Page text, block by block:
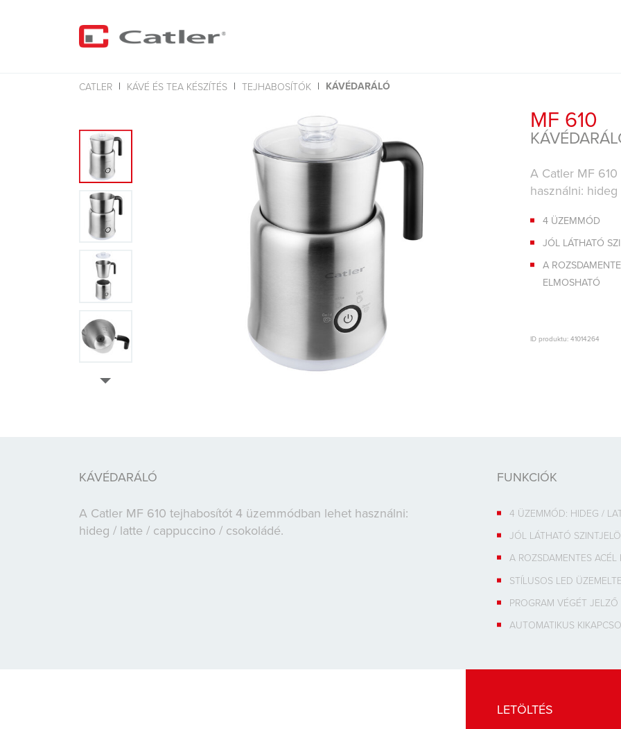
CATLER KÁVÉ ÉS TEA KÉSZÍTÉS TEJHABOSÍTÓK KÁVÉDARÁLÓ
MF 610
A Catler MF
használni:
4 ÜZEMMÓD
JÓL LÁTHATÓ
A
ELMOSHATÓ
ID produktu: 41014264
KÁVÉDARÁLÓ
A Catler MF 610 tejhabosítót 4 üzemmódban lehet használni:
hideg / latte / cappuccino / csokoládé.
FUNKCIÓK
4 ÜZEMMÓD: HIDEG /
JÓL LÁTHATÓ
A ROZSDAMENTES
STÍLUSOS LED
PROGRAM VÉGÉT JELZŐ
AUTOMATIKUS
LETÖLTÉS